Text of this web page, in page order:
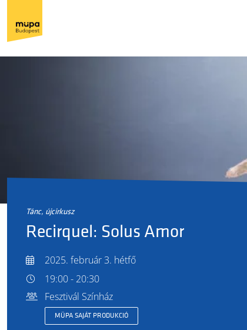
tánc, újcirkusz
Recirquel: Solus Amor
2025. február 3. hétfő
19:00 - 20:30
Fesztivál Színház
MÜPA SAJÁT PRODUKCIÓ